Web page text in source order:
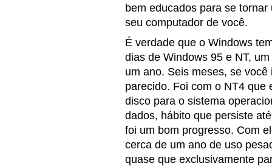
bem educados para se
seu computador de você.
É verdade que o Windows
dias de Windows 95 e NT,
um ano. Seis meses, se
parecido. Foi com o NT4 que
disco para o sistema
dados, hábito que persiste
foi um bom progresso. Com
cerca de um ano de uso
quase que exclusivamente